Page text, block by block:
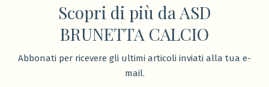
Scopri di più da ASD
BRUNETTA CALCIO
Abbonati per ricevere gli ultimi articoli inviati alla tua e-
mail.